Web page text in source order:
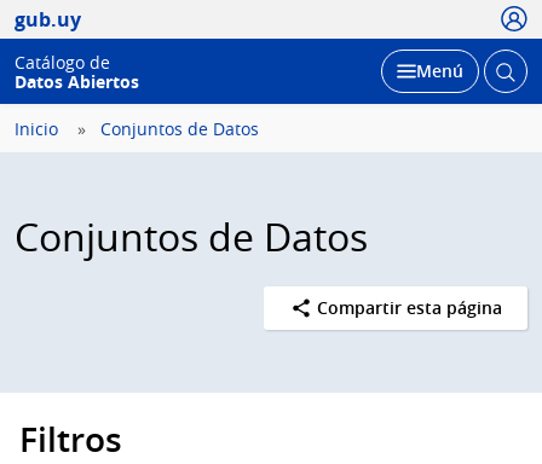
gub.uy
Catálogo de
Datos Abiertos
Desplegar
Menú Abrir
Inicio Conjuntos de Datos
Conjuntos de Datos
Compartir esta página
Filtros